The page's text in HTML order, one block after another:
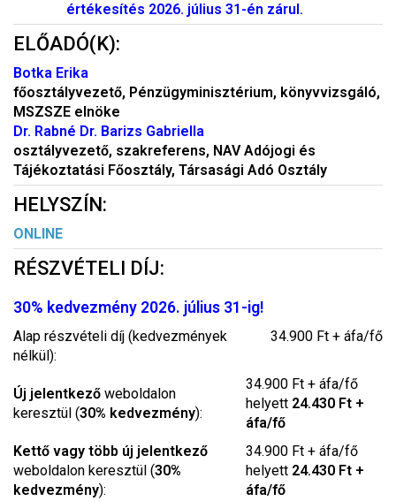
értékesítés 2026. július 31-én zárul.
ELŐADÓ(K):
Botka Erika
főosztályvezető, Pénzügyminisztérium, könyvvizsgáló,
MSZSZE elnöke
Dr. Rabné Dr. Barizs Gabriella
osztályvezető, szakreferens, NAV Adójogi és
Tájékoztatási Főosztály, Társasági Adó Osztály
HELYSZÍN:
ONLINE
RÉSZVÉTELI DÍJ:
30% kedvezmény 2026. július 31-ig!
Alap részvételi díj (kedvezmények
nélkül):
34.900 Ft + áfa/fő
Új jelentkező weboldalon
keresztül (30% kedvezmény):
34.900 Ft + áfa/fő
helyett 24.430 Ft +
áfa/fő
Kettő vagy több új jelentkező
weboldalon keresztül (30%
kedvezmény):
34.900 Ft + áfa/fő
helyett 24.430 Ft +
áfa/fő